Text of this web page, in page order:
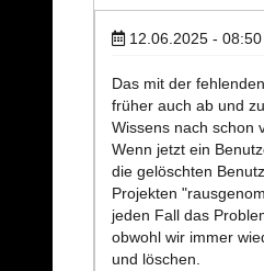
12.06.2025 - 08:50
Das mit der
früher auch ab und
Wissens nach schon
Wenn jetzt ein
die gelöschten
Projekten
jeden Fall das
obwohl wir immer
und löschen.